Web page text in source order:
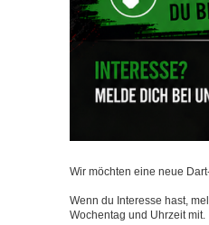
Wir möchten eine neue
Wenn du Interesse hast,
Wochentag und Uhrzeit mit.